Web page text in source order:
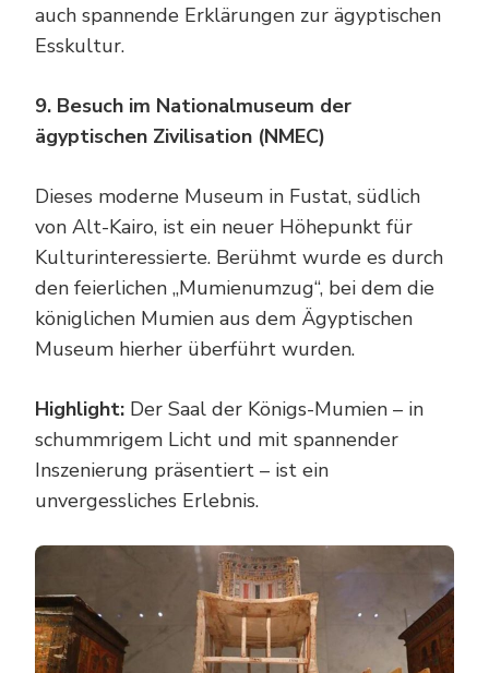
auch spannende Erklärungen zur ägyptischen
Esskultur.
9. Besuch im Nationalmuseum der
ägyptischen Zivilisation (NMEC)
Dieses moderne Museum in Fustat, südlich
von Alt-Kairo, ist ein neuer Höhepunkt für
Kulturinteressierte. Berühmt wurde es durch
den feierlichen „Mumienumzug“, bei dem die
königlichen Mumien aus dem Ägyptischen
Museum hierher überführt wurden.
Highlight: Der Saal der Königs-Mumien – in
schummrigem Licht und mit spannender
Inszenierung präsentiert – ist ein
unvergessliches Erlebnis.